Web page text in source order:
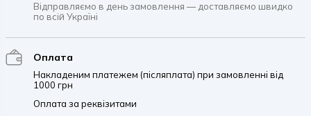
Відправляємо в день замовлення — доставляємо швидко
по всій Україні
Оплата
Накладеним платежем (післяплата) при замовленні від
1000 грн
Оплата за реквізитами